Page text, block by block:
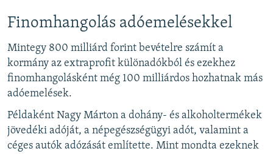
Finomhangolás adóemelésekkel
Mintegy 800 milliárd forint bevételre számít a
kormány az extraprofit különadókból és ezekhez
finomhangolásként még 100 milliárdos hozhatnak más
adóemelések.
Példaként Nagy Márton a dohány- és alkoholtermékek
jövedéki adóját, a népegészségügyi adót, valamint a
céges autók adózását említette. Mint mondta ezeknek